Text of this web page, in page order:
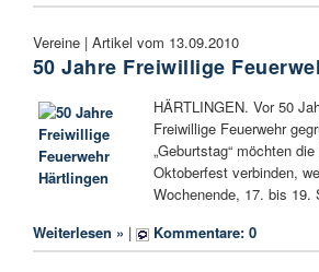
Vereine | Artikel vom 13.09.2010
50 Jahre Freiwillige
HÄRTLINGEN. Vor 50
Freiwillige Feuerwehr
„Geburtstag“ möchten
Oktoberfest verbinden,
Wochenende, 17. bis 19.
Weiterlesen » | Kommentare: 0